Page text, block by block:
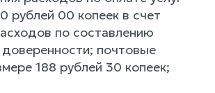
рублей 00 копеек в счет
по составлению
почтовые
188 рублей 30 копеек;